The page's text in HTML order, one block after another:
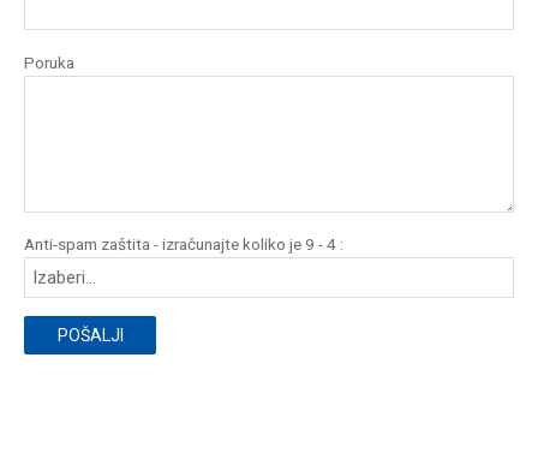
Poruka
Anti-spam zaštita - izračunajte koliko je 9 - 4 :
POŠALJI